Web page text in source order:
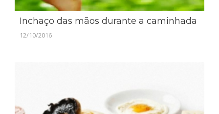
Inchaço das mãos durante a caminhada
12/10/2016